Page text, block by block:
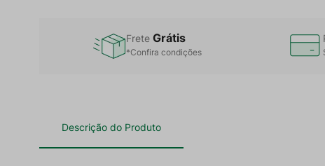
Frete Grátis
*Confira condições
Descrição do Produto